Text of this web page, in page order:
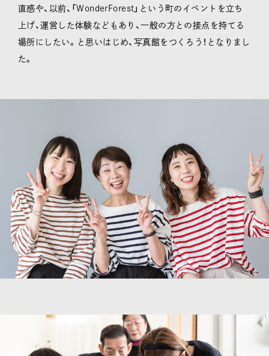
直感や、以前、「WonderForest」という町のイベントを立ち
上げ、運営した体験などもあり、一般の方との接点を持てる
場所にしたい。と思いはじめ、写真館をつくろう！となりまし
た。